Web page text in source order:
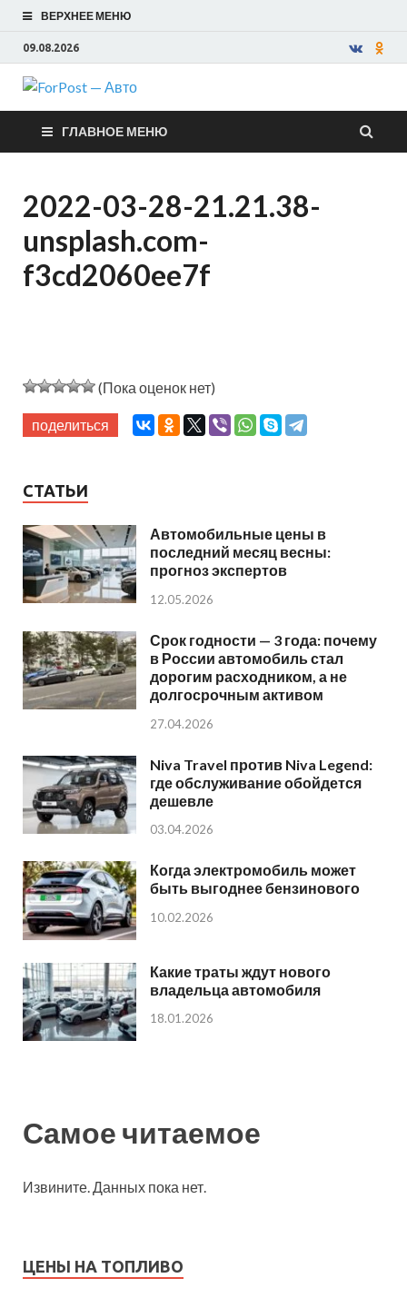
ВЕРХНЕЕ МЕНЮ
09.08.2026
ForPost —
Авто
ГЛАВНОЕ МЕНЮ
2022-03-28-21.21.38-
unsplash.com-
f3cd2060ee7f
(Пока оценок нет)
поделиться
СТАТЬИ
Автомобильные цены в
последний месяц весны:
прогноз экспертов
12.05.2026
Срок годности — 3 года: почему
в России автомобиль стал
дорогим расходником, а не
долгосрочным активом
27.04.2026
Niva Travel против Niva Legend:
где обслуживание обойдется
дешевле
03.04.2026
Когда электромобиль может
быть выгоднее бензинового
10.02.2026
Какие траты ждут нового
владельца автомобиля
18.01.2026
Самое читаемое
Извините. Данных пока нет.
ЦЕНЫ НА ТОПЛИВО